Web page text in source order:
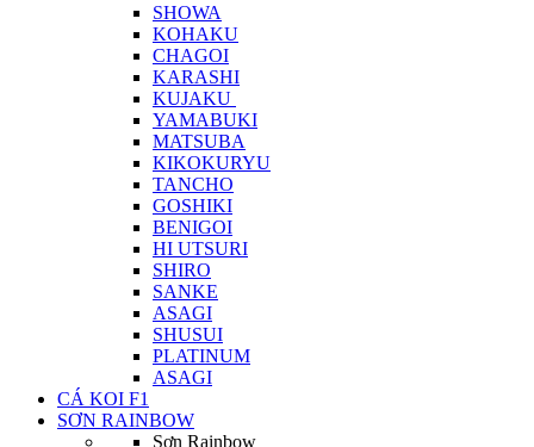
SHOWA
KOHAKU
CHAGOI
KARASHI
KUJAKU
YAMABUKI
MATSUBA
KIKOKURYU
TANCHO
GOSHIKI
BENIGOI
HI UTSURI
SHIRO
SANKE
ASAGI
SHUSUI
PLATINUM
ASAGI
CÁ KOI F1
SƠN RAINBOW
Sơn Rainbow